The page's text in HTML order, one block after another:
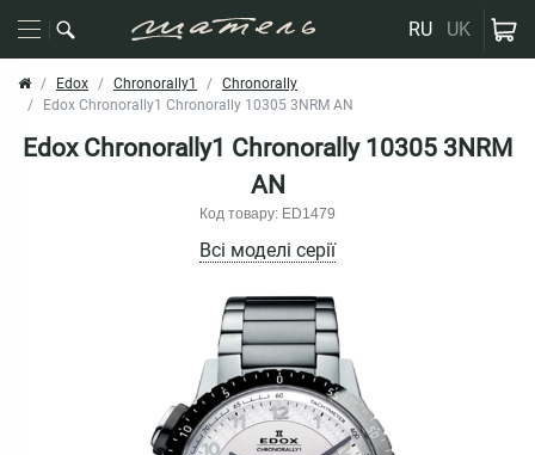
RU UK
Edox Chronorally1
Chronorally
Edox Chronorally1 Chronorally 10305 3NRM AN
Edox Chronorally1 Chronorally 10305 3NRM
AN
Код товару: ED1479
Всі моделі серії